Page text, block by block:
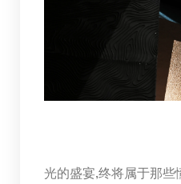
光的盛宴,终将属于那些